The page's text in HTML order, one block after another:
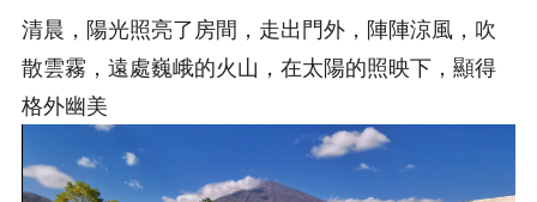
清晨，陽光照亮了房間，走出門外，陣陣涼風，吹
散雲霧，遠處巍峨的火山，在太陽的照映下，顯得
格外幽美